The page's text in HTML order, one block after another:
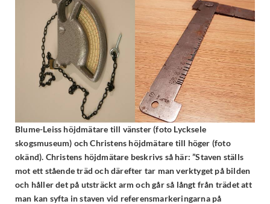
Blume-Leiss höjdmätare till vänster (foto Lycksele
skogsmuseum) och Christens höjdmätare till höger (foto
okänd). Christens höjdmätare beskrivs så här: ”Staven ställs
mot ett stående träd och därefter tar man verktyget på bilden
och håller det på utsträckt arm och går så långt från trädet att
man kan syfta in staven vid referensmarkeringarna på